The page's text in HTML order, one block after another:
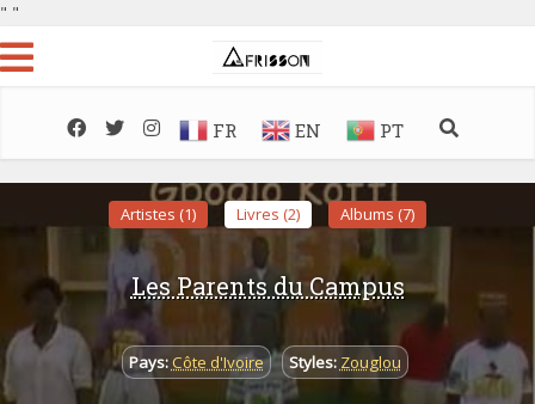
" "
FR EN PT
Artistes (1) Livres (2) Albums (7)
Les Parents du Campus
Pays:Côte d'Ivoire Styles: Zouglou